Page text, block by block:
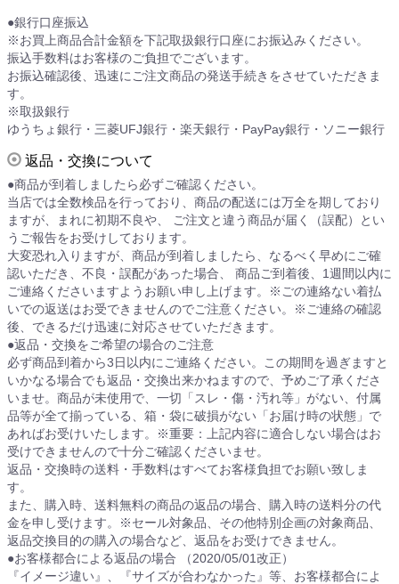
●銀行口座振込
※お買上商品合計金額を下記取扱銀行口座にお振込みください。
振込手数料はお客様のご負担でございます。
お振込確認後、迅速にご注文商品の発送手続きをさせていただきま
す。
※取扱銀行
ゆうちょ銀行・三菱UFJ銀行・楽天銀行・PayPay銀行・ソニー銀行
返品・交換について
●商品が到着しましたら必ずご確認ください。
当店では全数検品を行っており、商品の配送には万全を期しており
ますが、まれに初期不良や、 ご注文と違う商品が届く（誤配）とい
うご報告をお受けしております。
大変恐れ入りますが、商品が到着しましたら、なるべく早めにご確
認いただき、不良・誤配があった場合、 商品ご到着後、1週間以内に
ご連絡くださいますようお願い申し上げます。※ごの連絡ない着払
いでの返送はお受できませんのでご注意ください。※ご連絡の確認
後、できるだけ迅速に対応させていただきます。
●返品・交換をご希望の場合のご注意
必ず商品到着から3日以内にご連絡ください。この期間を過ぎますと
いかなる場合でも返品・交換出来かねますので、予めご了承くださ
いませ。商品が未使用で、一切「スレ・傷・汚れ等」がない、付属
品等が全て揃っている、箱・袋に破損がない「お届け時の状態」で
あればお受けいたします。※重要：上記内容に適合しない場合はお
受けできませんので十分ご確認くださいませ。
返品・交換時の送料・手数料はすべてお客様負担でお願い致しま
す。
また、購入時、送料無料の商品の返品の場合、購入時の送料分の代
金を申し受けます。※セール対象品、その他特別企画の対象商品、
返品交換目的の購入の場合など、返品をお受けできません。
●お客様都合による返品の場合 （2020/05/01改正）
『イメージ違い』、『サイズが合わなかった』等、お客様都合によ